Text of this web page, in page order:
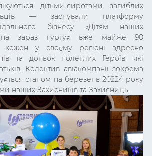
дітьми-сиротами загиблих
— заснували платформу
бізнесу «Дітям наших
зараз гуртує вже майже 90
кожен у своєму регіоні адресно
та доньок полеглих Героїв, які
Колектив авіакомпанії зокрема
станом на березень 20224 року
наших Захисників та Захисниць.